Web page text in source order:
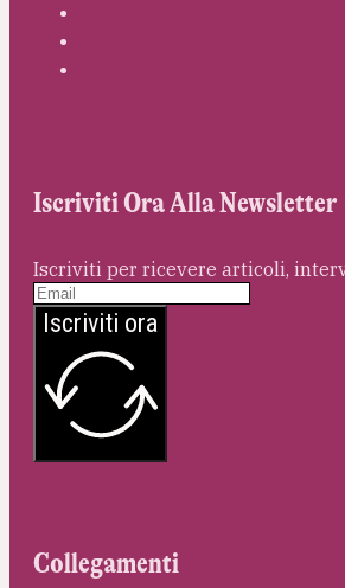
Iscriviti Ora Alla Newsletter
Iscriviti per ricevere articoli,
Iscriviti ora
Collegamenti